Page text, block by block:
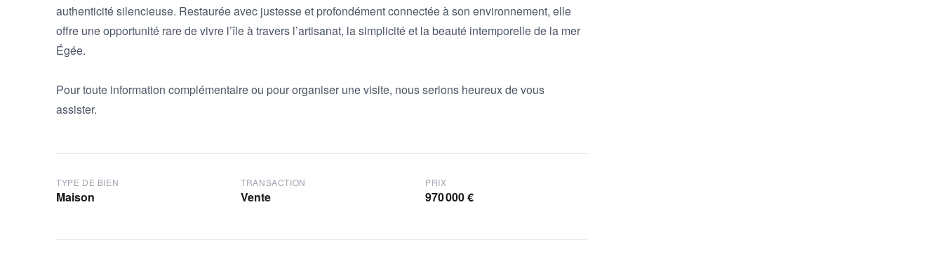
authenticité silencieuse. Restaurée avec justesse et profondément connectée à son environnement, elle
offre une opportunité rare de vivre l’île à travers l’artisanat, la simplicité et la beauté intemporelle de la mer
Égée.
Pour toute information complémentaire ou pour organiser une visite, nous serions heureux de vous
assister.
TYPE DE BIEN
Maison
TRANSACTION
Vente
PRIX
970 000 €